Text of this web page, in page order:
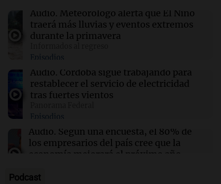
19:08 Política y Economía
Industriales santafesinos cruzaron a Caputo:
"No resuelve problemas productivos"
19:05 Sociedad
La defensa de Facundo Moyano solicita
levantar las restricciones impuestas en su
caso
19:03 Mundo
El brote de ébola en el Congo ya ha cobrado la
vida de 330 niños menores de cinco años
Audio. Meteorólogo alerta que El Niño
traerá más lluvias y eventos extremos
durante la primavera
Episodios
Audio. Córdoba sigue trabajando para
restablecer el servicio de electricidad
tras fuertes vientos
Episodios
Audio. Según una encuesta, el 80% de
los empresarios del país cree que la
economía mejorará el próximo año
Episodios
Podcast